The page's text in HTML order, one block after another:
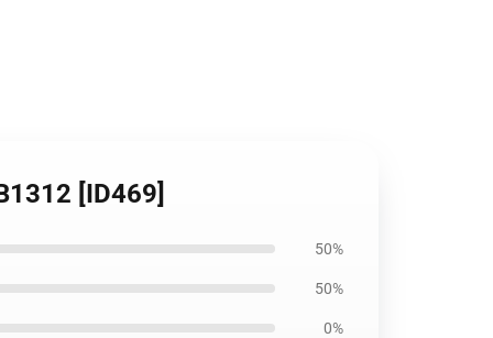
[ID469]
50%
50%
0%